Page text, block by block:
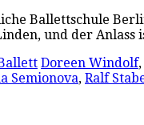
Ballettschule
und der
Doreen Windolf,
Semionova, Ralf